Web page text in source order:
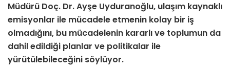
Müdürü Doç. Dr. Ayşe Uyduranoğlu, ulaşım kaynaklı
emisyonlar ile mücadele etmenin kolay bir iş
olmadığını, bu mücadelenin kararlı ve toplumun da
dahil edildiği planlar ve politikalar ile
yürütülebileceğini söylüyor.